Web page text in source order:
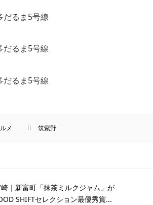
メ 筑紫野
｜新富町「抹茶ミルクジャム」が
SHIFTセレクション最優秀賞...